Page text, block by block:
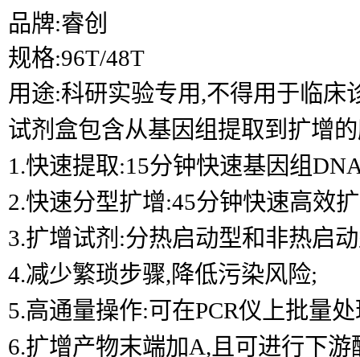
品牌:睿创
规格:96T/48T
用途:科研实验专用,不得用于临床
试剂盒包含从基因组提取到扩增
1.快速提取:15分钟快速基因组
2.快速分型扩增:45分钟快速高效
3.扩增试剂:分热启动型和非热启
4.减少繁琐步骤,降低污染风险;
5.高通量操作:可在PCR仪上批量
6.扩增产物末端加A,且可进行下